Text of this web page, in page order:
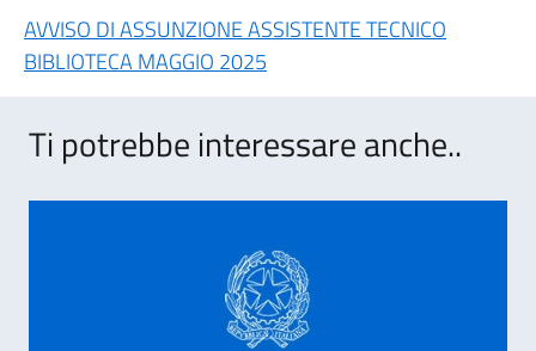
AVVISO DI ASSUNZIONE ASSISTENTE TECNICO
BIBLIOTECA MAGGIO 2025
Ti potrebbe interessare anche..